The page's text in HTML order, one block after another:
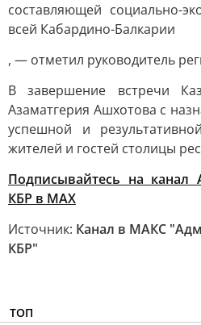
составляющей социально-
всей Кабардино-Балкарии
, — отметил руководитель
В завершение встречи
Азаматгерия Ашхотова с
успешной и
жителей и гостей столицы
Подписывайтесь на канал
КБР в МАХ
Источник: Канал в МАКС
КБР"
ТОП